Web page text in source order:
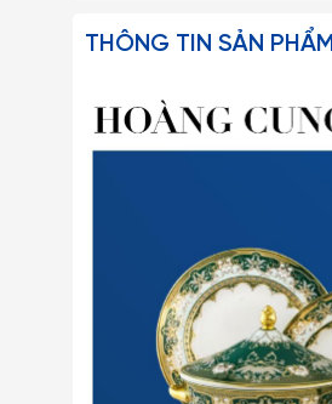
THÔNG TIN SẢN PHẨM